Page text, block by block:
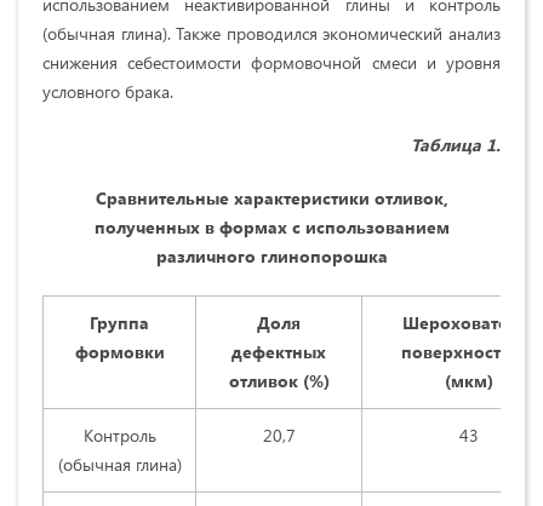
использованием неактивированной глины и контроль
(обычная глина). Также проводился экономический анализ
снижения себестоимости формовочной смеси и уровня
условного брака.
Таблица 1.
Сравнительные характеристики отливок,
полученных в формах с использованием
различного глинопорошка
Группа
формовки
Доля
дефектных
отливок (%)
Шероховатость
поверхности Ra
(мкм)
Контроль
(обычная глина)
20,7 43